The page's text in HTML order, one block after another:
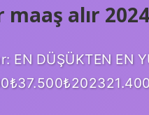
alır
EN DÜŞÜKTEN EN